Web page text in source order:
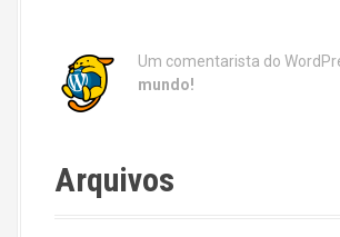
Um comentarista do
mundo!
Arquivos